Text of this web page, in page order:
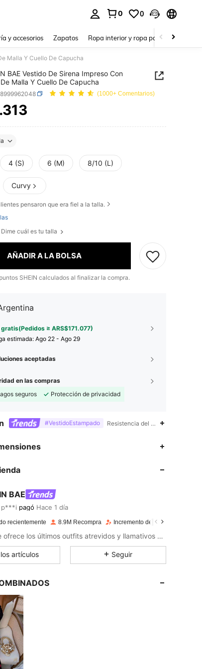
0 0
y accesorios Zapatos Ropa interior y ropa para dormir
Malla Y Cuello De Capucha
BAE Vestido De Sirena Impreso Con
Malla Y Cuello De Capucha
(1000+ Comentarios)
AND AVAILABILITY
4 (S) 6 (M) 8/10 (L)
Curvy
pensaron que era fiel a la talla.
cuál es tu talla
AÑADIR A LA BOLSA
puntos SHEIN calculados al finalizar la compra.
gratis(Pedidos ≥ ARS$171.077)
estimada:Ago 22 - Ago 29
aceptadas
en las compras
seguros
Protección de privacidad
#VestidoEstampado Resistencia del color al
BAE
18K
p***i pagó Hace 1 día
18K 2.7M
18K 2.7M
recientemente 8.9M Recompra Incremento de seguidores de
SHEIN BAE te ofrece los últimos outfits atrevidos y llamativos para tu próxima noche divertida.
artículos Seguir